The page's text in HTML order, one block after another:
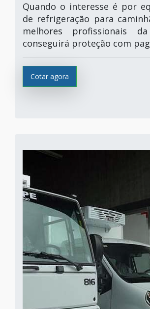
Quando o interesse é por
de refrigeração para
melhores profissionais
conseguirá proteção com
Cotar agora